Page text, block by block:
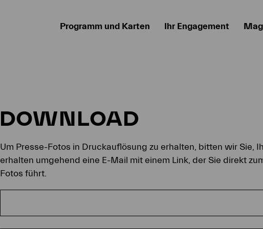
Programm und Karten Ihr Engagement
DOWNLOAD
Um Presse-Fotos in Druckauflösung zu erhalten, bitten wir Sie,
erhalten umgehend eine E-Mail mit einem Link, der Sie direkt
Fotos führt.